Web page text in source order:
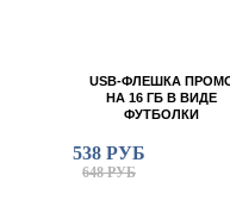
USB-ФЛЕШКА
НА 16 ГБ В ВИДЕ
ФУТБОЛКИ
538 РУБ
648 РУБ